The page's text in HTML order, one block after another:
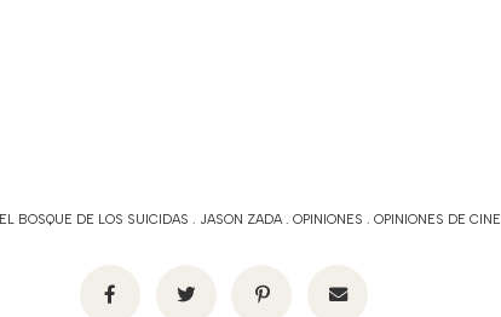
EL BOSQUE DE LOS SUICIDAS . JASON ZADA. OPINIONES . OPINIONES DE CINE